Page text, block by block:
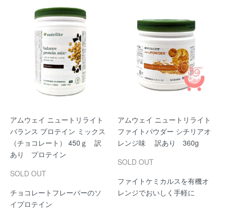
アムウェイ ニュートリライト
バランス プロテイン ミックス
（チョコレート） 450ｇ 訳
あり プロテイン
SOLD OUT
チョコレートフレーバーのソ
イプロテイン
アムウェイ ニュートリライト
ファイトパウダー シチリアオ
レンジ味 訳あり 360g
SOLD OUT
ファイトケミカルスを有機オ
レンジでおいしく手軽に